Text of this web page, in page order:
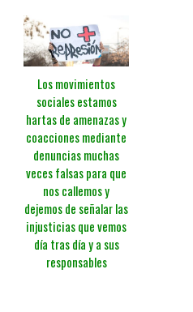
Los movimientos
sociales estamos
hartas de amenazas y
coacciones mediante
denuncias muchas
veces falsas para que
nos callemos y
dejemos de señalar las
injusticias que vemos
día tras día y a sus
responsables